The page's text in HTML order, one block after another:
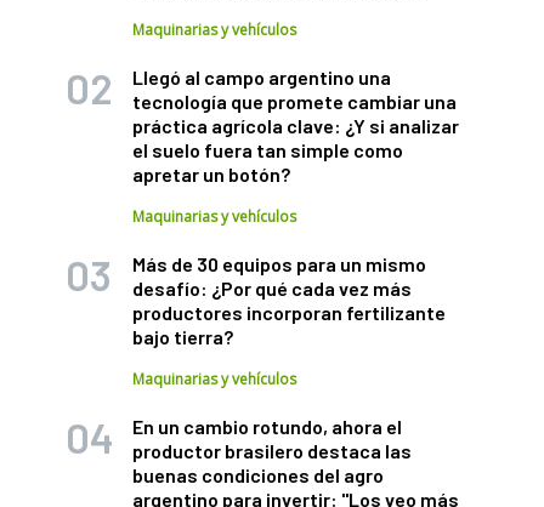
Maquinarias y vehículos
Llegó al campo argentino una
tecnología que promete cambiar una
práctica agrícola clave: ¿Y si analizar
el suelo fuera tan simple como
apretar un botón?
Maquinarias y vehículos
Más de 30 equipos para un mismo
desafío: ¿Por qué cada vez más
productores incorporan fertilizante
bajo tierra?
Maquinarias y vehículos
En un cambio rotundo, ahora el
productor brasilero destaca las
buenas condiciones del agro
argentino para invertir: "Los veo más